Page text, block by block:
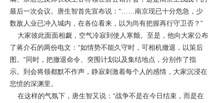
最后一次会议。唐生智首先宣布说：“……南京现已十分危急，少
数敌人业已冲入城内，在各位看来，以为尚有把握再行守卫否？”
大家彼此面面相觑，空气冷寂到使人寒颤。至是，他向大家公布
了蒋介石的两份电文：“如情势不能久守时，可相机撤退，以策后
图。”同时，把撤退命令、突围计划以及集结地点，分别作了指
示。到会将领都默不作声，静寂刺激着每个人的感情，大家沉浸在
悲愤的深渊里。
在这样的气氛下，唐生智又说：“战争不是在今日结束，而是在